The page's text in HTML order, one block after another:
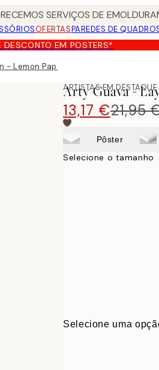
SERVIÇOS DE
OFERTASPAREDES DE
EM POSTERS*
- Lemon Papaya Poster
ARTISTAS EM DESTAQUE
Arty Guava -
13,17 €21,95
Pôster
Selecione o tamanho
Selecione uma